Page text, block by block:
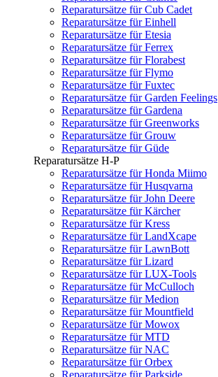
Reparatursätze für Cub Cadet
Reparatursätze für Einhell
Reparatursätze für Etesia
Reparatursätze für Ferrex
Reparatursätze für Florabest
Reparatursätze für Flymo
Reparatursätze für Fuxtec
Reparatursätze für Garden Feelings
Reparatursätze für Gardena
Reparatursätze für Greenworks
Reparatursätze für Grouw
Reparatursätze für Güde
Reparatursätze H-P
Reparatursätze für Honda Miimo
Reparatursätze für Husqvarna
Reparatursätze für John Deere
Reparatursätze für Kärcher
Reparatursätze für Kress
Reparatursätze für LandXcape
Reparatursätze für LawnBott
Reparatursätze für Lizard
Reparatursätze für LUX-Tools
Reparatursätze für McCulloch
Reparatursätze für Medion
Reparatursätze für Mountfield
Reparatursätze für Mowox
Reparatursätze für MTD
Reparatursätze für NAC
Reparatursätze für Orbex